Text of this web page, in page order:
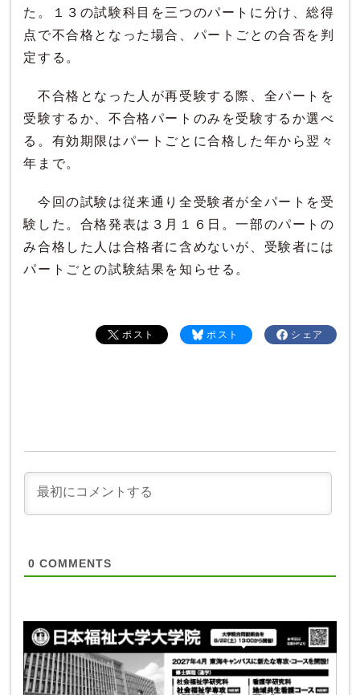
た。１３の試験科目を三つのパートに分け、総得
点で不合格となった場合、パートごとの合否を判
定する。
不合格となった人が再受験する際、全パートを
受験するか、不合格パートのみを受験するか選べ
る。有効期限はパートごとに合格した年から翌々
年まで。
今回の試験は従来通り全受験者が全パートを受
験した。合格発表は３月１６日。一部のパートの
み合格した人は合格者に含めないが、受験者には
パートごとの試験結果を知らせる。
シェア
ポスト
ポスト
0 COMMENTS